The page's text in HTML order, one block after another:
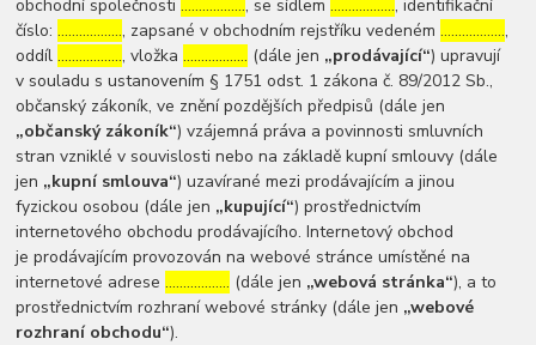
obchodní společnosti………………, se sídlem………………, identifikační
číslo:………………, zapsané v obchodním rejstříku vedeném………………,
oddíl………………, vložka……………… (dále jen „prodávající“) upravují
v souladu s ustanovením § 1751 odst. 1 zákona č. 89/2012 Sb.,
občanský zákoník, ve znění pozdějších předpisů (dále jen
„občanský zákoník“) vzájemná práva a povinnosti smluvních
stran vzniklé v souvislosti nebo na základě kupní smlouvy (dále
jen „kupní smlouva“) uzavírané mezi prodávajícím a jinou
fyzickou osobou (dále jen „kupující“) prostřednictvím
internetového obchodu prodávajícího. Internetový obchod
je prodávajícím provozován na webové stránce umístěné na
internetové adrese……………… (dále jen „webová stránka“), a to
prostřednictvím rozhraní webové stránky (dále jen „webové
rozhraní obchodu“).